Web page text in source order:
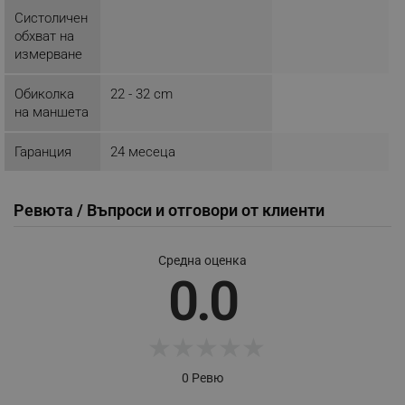
Систоличен
обхват на
измерване
Обиколка
на маншета
22 - 32 cm
Гаранция 24 месеца
Ревюта / Въпроси и отговори от клиенти
Средна оценка
0.0
0 Ревю
_sgf_user_id
Google Privacy Policy